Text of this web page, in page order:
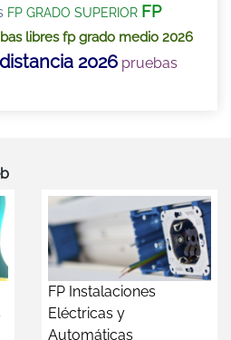
FP GRADO SUPERIOR FP
libres fp grado medio 2026
2026 pruebas
FP Instalaciones
Eléctricas y
Automáticas